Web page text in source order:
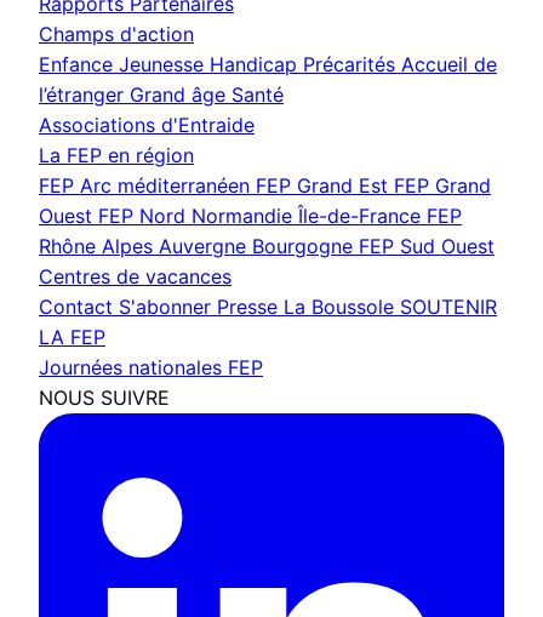
Champs d'action
Enfance Jeunesse Handicap Précarités Accueil de
l’étranger Grand âge Santé
Associations d'Entraide
La FEP en région
FEP Arc méditerranéen FEP Grand Est FEP Grand
Ouest FEP Nord Normandie Île-de-France FEP
Rhône Alpes Auvergne Bourgogne FEP Sud Ouest
Centres de vacances
Contact S'abonner Presse La Boussole SOUTENIR
LA FEP
Journées nationales FEP
NOUS SUIVRE